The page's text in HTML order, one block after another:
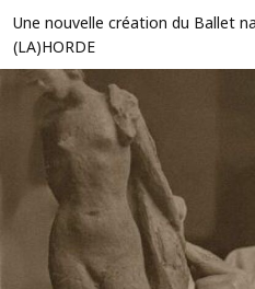
Une nouvelle création du Ballet
(LA)HORDE